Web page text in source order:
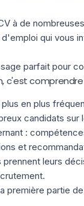
à de
qui vous
parfait pour
c'est
en plus
candidats sur
:
et
leurs
première partie